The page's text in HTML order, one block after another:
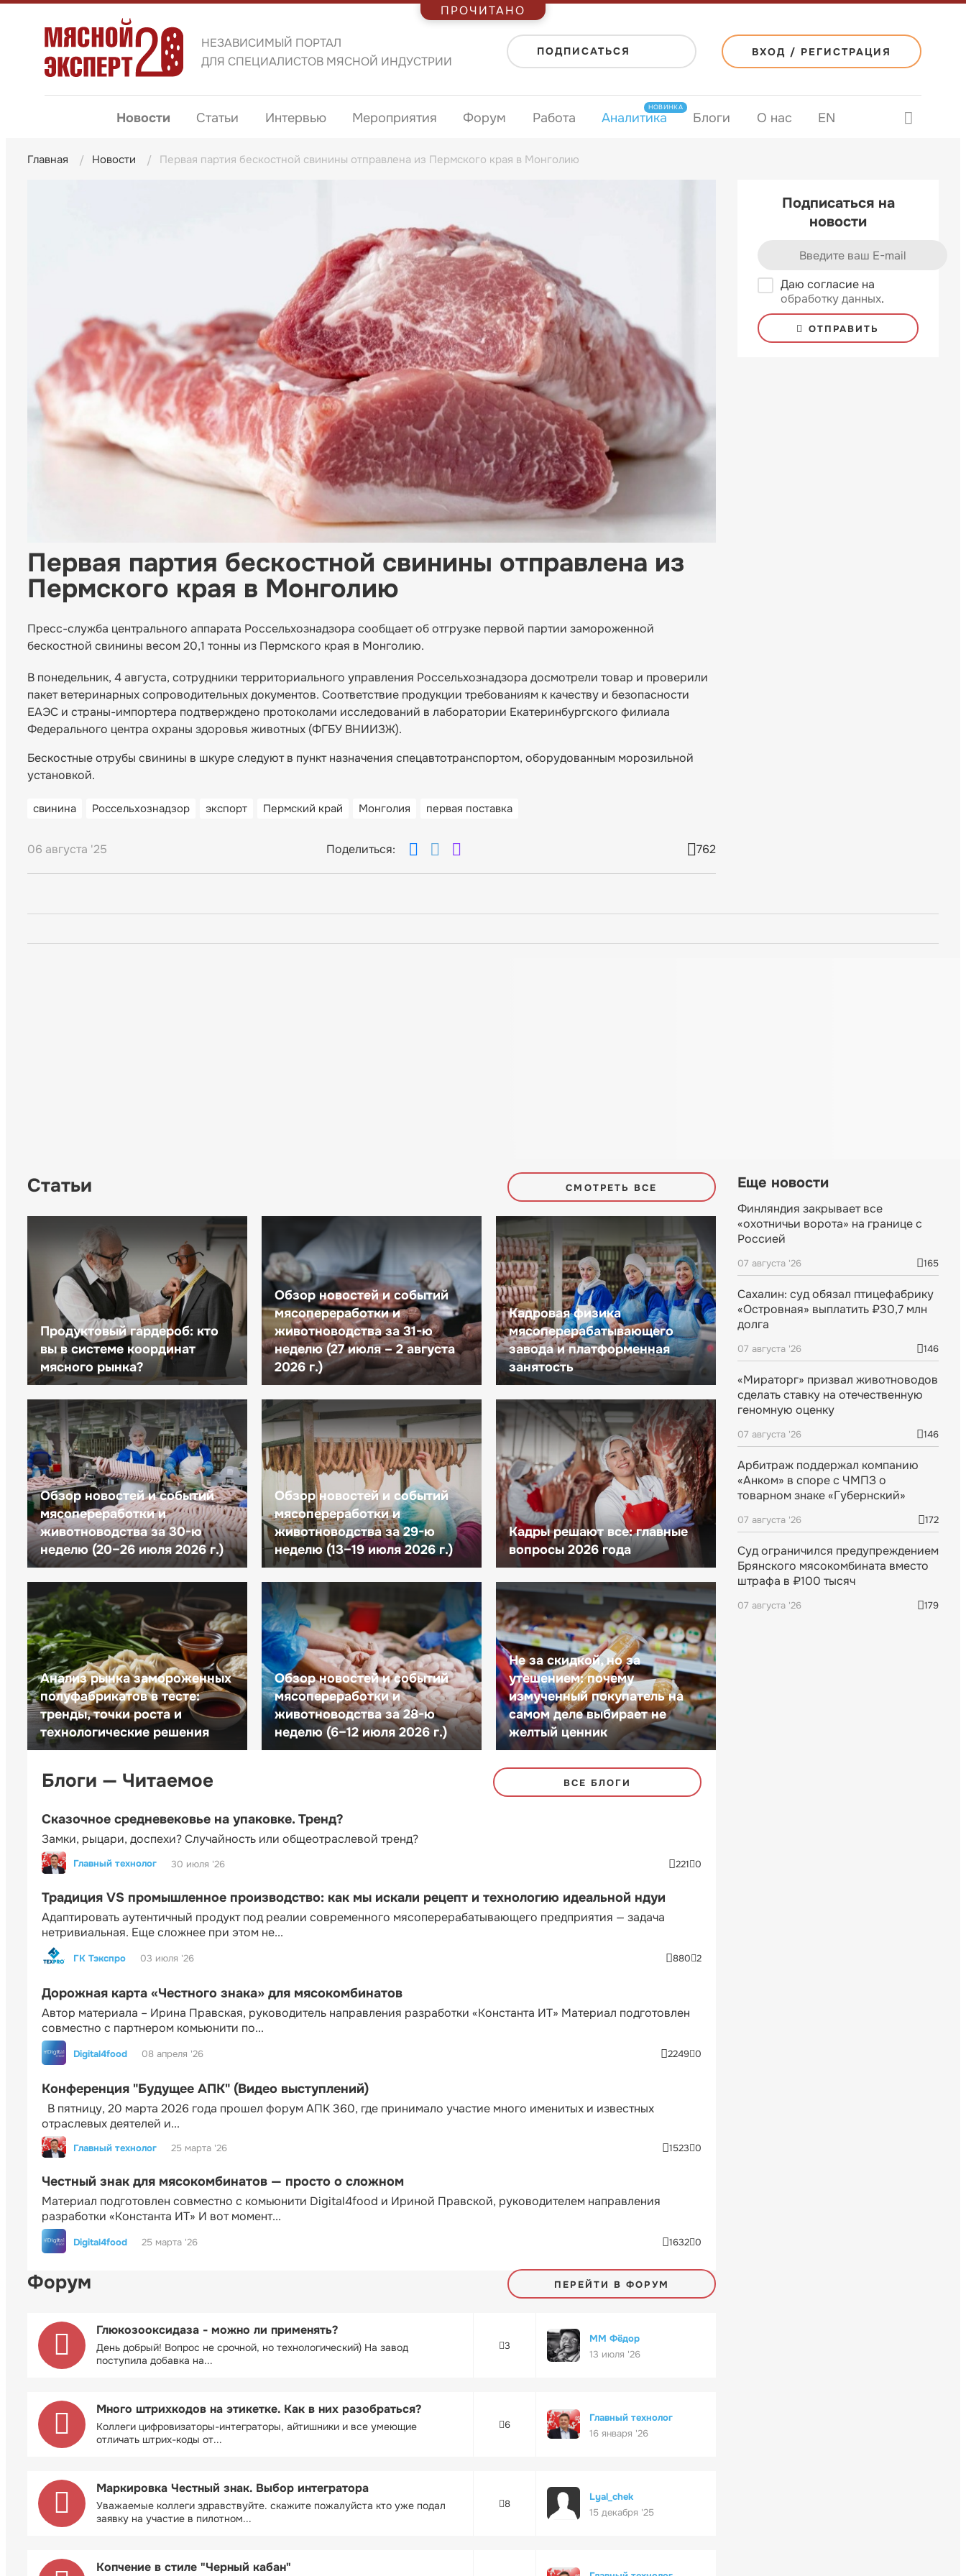
НЕЗАВИСИМЫЙ ПОРТАЛ
ДЛЯ СПЕЦИАЛИСТОВ МЯСНОЙ ИНДУСТРИИ
ПОДПИСАТЬСЯ ВХОД / РЕГИСТРАЦИЯ
Новости Статьи Интервью Мероприятия Форум Работа Аналитика
НОВИНКА
Блоги О нас EN
Главная Новости Первая партия бескостной свинины отправлена из Пермского края в Монголию
Первая партия бескостной свинины отправлена из
Пермского края в Монголию
Пресс-служба центрального аппарата Россельхознадзора сообщает об отгрузке первой партии замороженной
бескостной свинины весом 20,1 тонны из Пермского края в Монголию.
В понедельник, 4 августа, сотрудники территориального управления Россельхознадзора досмотрели товар и проверили
пакет ветеринарных сопроводительных документов. Соответствие продукции требованиям к качеству и безопасности
ЕАЭС и страны-импортера подтверждено протоколами исследований в лаборатории Екатеринбургского филиала
Федерального центра охраны здоровья животных (ФГБУ ВНИИЗЖ).
Бескостные отрубы свинины в шкуре следуют в пункт назначения спецавтотранспортом, оборудованным морозильной
установкой.
свинина Россельхознадзор экспорт Пермский край Монголия первая поставка
06 августа '25 Поделиться: 762
Подписаться на
новости
Даю согласие на
обработку данных.
ОТПРАВИТЬ
Статьи СМОТРЕТЬ ВСЕ
Продуктовый гардероб: кто
вы в системе координат
мясного рынка?
Обзор новостей и событий
мясопереработки и
животноводства за 31-ю
неделю (27 июля – 2 августа
2026 г.)
Кадровая физика
мясоперерабатывающего
завода и платформенная
занятость
Обзор новостей и событий
мясопереработки и
животноводства за 30-ю
неделю (20–26 июля 2026 г.)
Обзор новостей и событий
мясопереработки и
животноводства за 29-ю
неделю (13–19 июля 2026 г.)
Кадры решают все: главные
вопросы 2026 года
Анализ рынка замороженных
полуфабрикатов в тесте:
тренды, точки роста и
технологические решения
Обзор новостей и событий
мясопереработки и
животноводства за 28-ю
неделю (6–12 июля 2026 г.)
Не за скидкой, но за
утешением: почему
измученный покупатель на
самом деле выбирает не
желтый ценник
Блоги — Читаемое ВСЕ БЛОГИ
Сказочное средневековье на упаковке. Тренд?
Замки, рыцари, доспехи? Случайность или общеотраслевой тренд?
Главный технолог 30 июля '26 221 0
Традиция VS промышленное производство: как мы искали рецепт и технологию идеальной ндуи
Адаптировать аутентичный продукт под реалии современного мясоперерабатывающего предприятия — задача
нетривиальная. Еще сложнее при этом не...
ГК Тэкспро 03 июля '26 880 2
Дорожная карта «Честного знака» для мясокомбинатов
Автор материала – Ирина Правская, руководитель направления разработки «Константа ИТ» Материал подготовлен
совместно с партнером комьюнити по...
Digital4food 08 апреля '26 2249 0
Конференция "Будущее АПК" (Видео выступлений)
В пятницу, 20 марта 2026 года прошел форум АПК 360, где принимало участие много именитых и известных
отраслевых деятелей и...
Главный технолог 25 марта '26 1523 0
Честный знак для мясокомбинатов — просто о сложном
Материал подготовлен совместно с комьюнити Digital4food и Ириной Правской, руководителем направления
разработки «Константа ИТ» И вот момент...
Digital4food 25 марта '26 1632 0
Форум ПЕРЕЙТИ В ФОРУМ
Глюкозооксидаза - можно ли применять?
День добрый! Вопрос не срочной, но технологический) На завод
поступила добавка на...
3
ММ Фёдор
13 июля '26
Много штрихкодов на этикетке. Как в них разобраться?
Коллеги цифровизаторы-интеграторы, айтишники и все умеющие
отличать штрих-коды от...
6
Главный технолог
16 января '26
Маркировка Честный знак. Выбор интегратора
Уважаемые коллеги здравствуйте. скажите пожалуйста кто уже подал
заявку на участие в пилотном...
8
Lyal_chek
15 декабря '25
Копчение в стиле "Черный кабан"
Еще новости
Финляндия закрывает все
«охотничьи ворота» на границе с
Россией
07 августа '26 165
Сахалин: суд обязал птицефабрику
«Островная» выплатить ₽30,7 млн
долга
07 августа '26 146
«Мираторг» призвал животноводов
сделать ставку на отечественную
геномную оценку
07 августа '26 146
Арбитраж поддержал компанию
«Анком» в споре с ЧМПЗ о
товарном знаке «Губернский»
07 августа '26 172
Суд ограничился предупреждением
Брянского мясокомбината вместо
штрафа в ₽100 тысяч
07 августа '26 179
ПРОЧИТАНО